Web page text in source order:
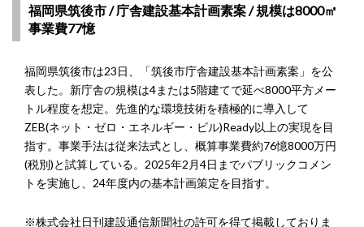
福岡県筑後市 / 庁舎建設基本計画素案 / 規模は8000㎡
事業費77憶
福岡県筑後市は23日、「筑後市庁舎建設基本計画素案」を公
表した。新庁舎の規模は4または5階建てで延べ8000平方メー
トル程度を想定。先進的な環境技術を積極的に導入して
ZEB(ネット・ゼロ・エネルギー・ビル)Ready以上の実現を目
指す。事業手法は従来法式とし、概算事業費約76憶8000万円
(税別)と試算している。2025年2月4日までパブリックコメン
トを実施し、24年度内の基本計画策定を目指す。
※株式会社日刊建設通信新聞社の許可を得て掲載しておりま